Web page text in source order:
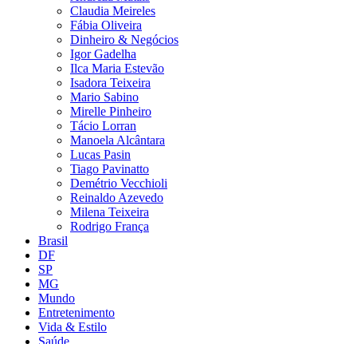
Claudia Meireles
Fábia Oliveira
Dinheiro & Negócios
Igor Gadelha
Ilca Maria Estevão
Isadora Teixeira
Mario Sabino
Mirelle Pinheiro
Tácio Lorran
Manoela Alcântara
Lucas Pasin
Tiago Pavinatto
Demétrio Vecchioli
Reinaldo Azevedo
Milena Teixeira
Rodrigo França
Brasil
DF
SP
MG
Mundo
Entretenimento
Vida & Estilo
Saúde